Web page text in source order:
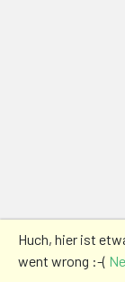
Huch, hier ist
went wrong :-(